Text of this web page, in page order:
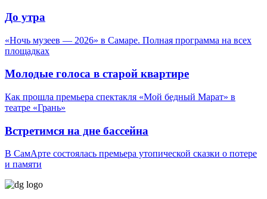
До утра
«Ночь музеев — 2026» в Самаре. Полная программа на всех
площадках
Молодые голоса в старой квартире
Как прошла премьера спектакля «Мой бедный Марат» в
театре «Грань»
Встретимся на дне бассейна
В СамАрте состоялась премьера утопической сказки о потере
и памяти